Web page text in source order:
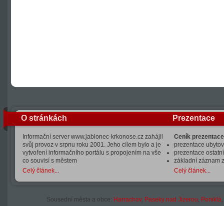
O stránkách
Informační server www.jablonec-krkonose.cz zahájil
svůj provoz v srpnu roku 2001. Jeho cílem bylo a je
vytvoření informačního portálu s propojením na vše
co souvisí s městem
Celý článek...
Prezentace
Ceník
prezentace
prezentace
základní záznam
Celý článek...
Sousední města a obce: Harrachov, Paseky nad Jizerou, Poniklá,